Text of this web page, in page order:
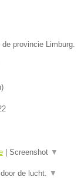
provincie Limburg.
)
Screenshot ▼
de lucht. ▼